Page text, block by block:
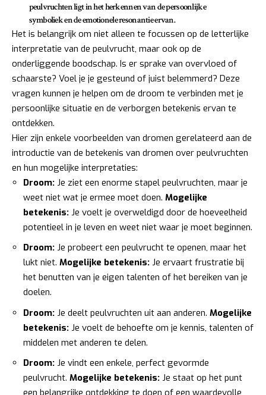
peulvruchten ligt in het herkennen van de persoonlijke
symboliek en de emotionele resonantie ervan.
Het is belangrijk om niet alleen te focussen op de letterlijke
interpretatie van de peulvrucht, maar ook op de
onderliggende boodschap. Is er sprake van overvloed of
schaarste? Voel je je gesteund of juist belemmerd? Deze
vragen kunnen je helpen om de droom te verbinden met je
persoonlijke situatie en de verborgen betekenis ervan te
ontdekken.
Hier zijn enkele voorbeelden van dromen gerelateerd aan de
introductie van de betekenis van dromen over peulvruchten
en hun mogelijke interpretaties:
Droom: Je ziet een enorme stapel peulvruchten, maar je
weet niet wat je ermee moet doen. Mogelijke
betekenis: Je voelt je overweldigd door de hoeveelheid
potentieel in je leven en weet niet waar je moet beginnen.
Droom: Je probeert een peulvrucht te openen, maar het
lukt niet. Mogelijke betekenis: Je ervaart frustratie bij
het benutten van je eigen talenten of het bereiken van je
doelen.
Droom: Je deelt peulvruchten uit aan anderen. Mogelijke
betekenis: Je voelt de behoefte om je kennis, talenten of
middelen met anderen te delen.
Droom: Je vindt een enkele, perfect gevormde
peulvrucht. Mogelijke betekenis: Je staat op het punt